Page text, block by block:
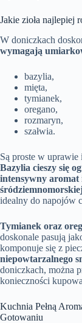
Jakie zioła najlepiej
W doniczkach
wymagają
bazylia,
mięta,
tymianek,
oregano,
rozmaryn,
szałwia.
Są proste w
Bazylia cieszy się
intensywny aromat
idealny do napojów
Tymianek oraz
doskonale pasują
komponuje się z
niepowtarzalnego
doniczkach, można
konieczności
Kuchnia Pełną
Gotowaniu